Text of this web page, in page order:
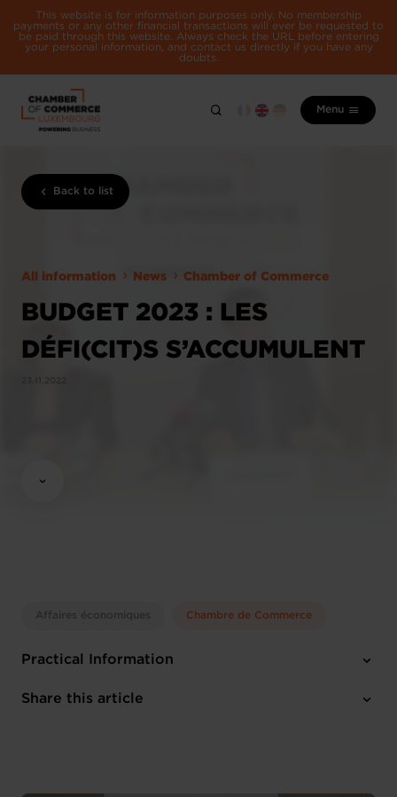
This website is for information purposes only. No membership
payments or any other financial transactions will ever be requested to
be paid through this website. Always check the URL before entering
your personal information, and contact us directly if you have any
doubts.
Menu
Back to list
All information News Chamber of Commerce
BUDGET 2023 : LES
DÉFI(CIT)S S’ACCUMULENT
Affaires économiques Chambre de Commerce
Practical Information
4 attachments
Share this article